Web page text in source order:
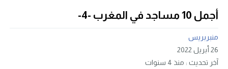
أجمل 10 مساجد في المغرب -4-
منبربريس
26 أبريل 2022
آخر تحديث : منذ 4 سنوات